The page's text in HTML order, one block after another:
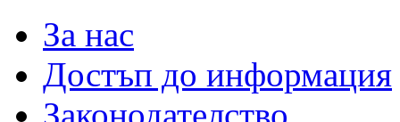
За нас
Достъп до информация
Законодателство